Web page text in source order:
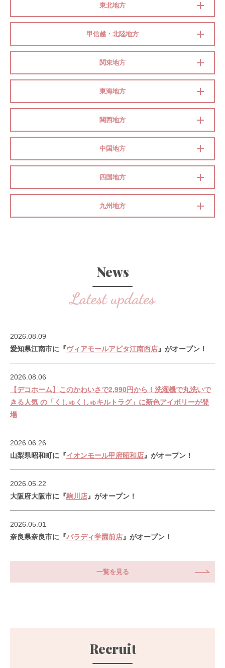
東北地方
甲信越・北陸地方
関東地方
東海地方
関西地方
中国地方
四国地方
九州地方
News
2026.08.09
愛知県江南市に『ヴィアモールアピタ江南西店』がオープン！
2026.08.06
【デコホーム】このかわいさで2,990円から！洗濯機で丸洗いで
きる人気 の「くしゅくしゅキルトラグ」に新色アイボリーが登
場
2026.06.26
山梨県昭和町に『イオンモール甲府昭和店』がオープン！
2026.05.22
大阪府大阪市に『駒川店』がオープン！
2026.05.01
奈良県奈良市に『パラディ学園前店』がオープン！
一覧を見る
Recruit